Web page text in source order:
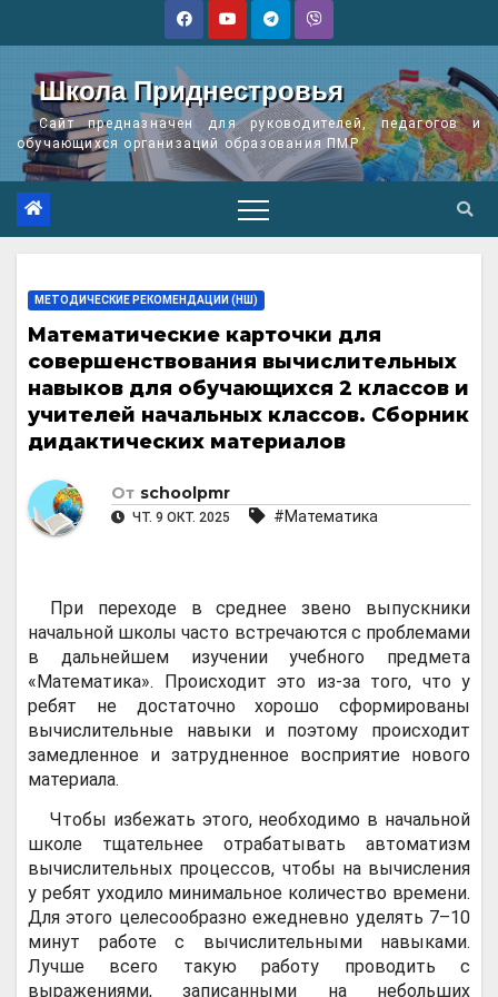
Школа Приднестровья
Сайт предназначен для руководителей, педагогов и
обучающихся организаций образования ПМР
МЕТОДИЧЕСКИЕ РЕКОМЕНДАЦИИ (НШ)
Математические карточки для
совершенствования вычислительных
навыков для обучающихся 2 классов и
учителей начальных классов. Сборник
дидактических материалов
От schoolpmr
ЧТ. 9 ОКТ. 2025 #Математика
При переходе в среднее звено выпускники
начальной школы часто встречаются с проблемами
в дальнейшем изучении учебного предмета
«Математика». Происходит это из-за того, что у
ребят не достаточно хорошо сформированы
вычислительные навыки и поэтому происходит
замедленное и затрудненное восприятие нового
материала.
Чтобы избежать этого, необходимо в начальной
школе тщательнее отрабатывать автоматизм
вычислительных процессов, чтобы на вычисления
у ребят уходило минимальное количество времени.
Для этого целесообразно ежедневно уделять 7–10
минут работе с вычислительными навыками.
Лучше всего такую работу проводить с
выражениями, записанными на небольших